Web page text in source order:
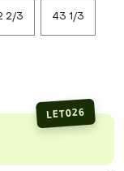
2/3 43 1/3
LETO26